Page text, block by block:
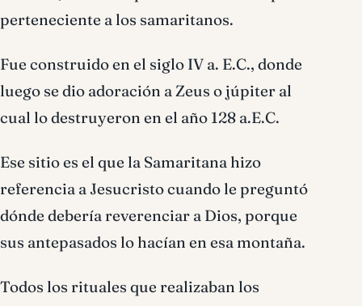
perteneciente a los samaritanos.
Fue construido en el siglo IV a. E.C., donde
luego se dio adoración a Zeus o júpiter al
cual lo destruyeron en el año 128 a.E.C.
Ese sitio es el que la Samaritana hizo
referencia a Jesucristo cuando le preguntó
dónde debería reverenciar a Dios, porque
sus antepasados lo hacían en esa montaña.
Todos los rituales que realizaban los